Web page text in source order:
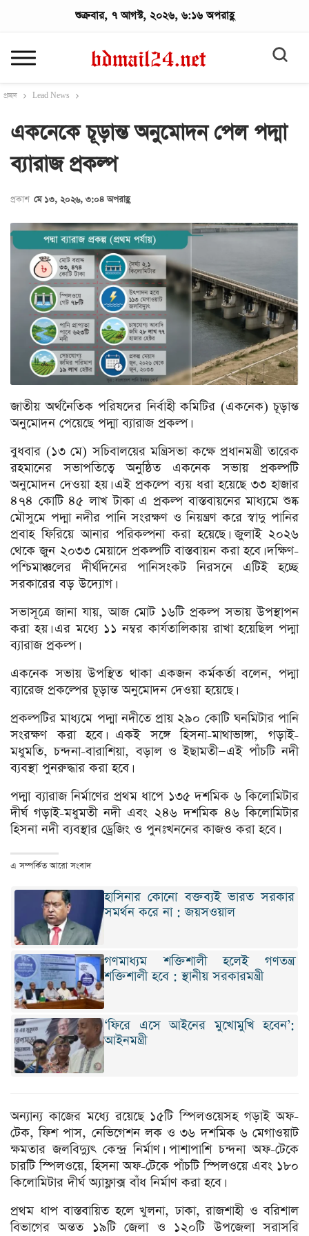
শুক্রবার, ৭ আগস্ট, ২০২৬, ৬:১৬ অপরাহ্ণ
প্রচ্ছদ Lead News
একনেকে চূড়ান্ত অনুমোদন পেল পদ্মা
ব্যারাজ প্রকল্প
প্রকাশ মে ১৩, ২০২৬, ৩:০৪ অপরাহ্ণ
জাতীয় অর্থনৈতিক পরিষদের নির্বাহী কমিটির (একনেক) চূড়ান্ত
অনুমোদন পেয়েছে পদ্মা ব্যারাজ প্রকল্প।
বুধবার (১৩ মে) সচিবালয়ের মন্ত্রিসভা কক্ষে প্রধানমন্ত্রী তারেক
রহমানের সভাপতিত্বে অনুষ্ঠিত একনেক সভায় প্রকল্পটি
অনুমোদন দেওয়া হয়। এই প্রকল্পে ব্যয় ধরা হয়েছে ৩৩ হাজার
৪৭৪ কোটি ৪৫ লাখ টাকা এ প্রকল্প বাস্তবায়নের মাধ্যমে শুষ্ক
মৌসুমে পদ্মা নদীর পানি সংরক্ষণ ও নিয়ন্ত্রণ করে স্বাদু পানির
প্রবাহ ফিরিয়ে আনার পরিকল্পনা করা হয়েছে। জুলাই ২০২৬
থেকে জুন ২০৩৩ মেয়াদে প্রকল্পটি বাস্তবায়ন করা হবে। দক্ষিণ-
পশ্চিমাঞ্চলের দীর্ঘদিনের পানিসংকট নিরসনে এটিই হচ্ছে
সরকারের বড় উদ্যোগ।
সভাসূত্রে জানা যায়, আজ মোট ১৬টি প্রকল্প সভায় উপস্থাপন
করা হয়। এর মধ্যে ১১ নম্বর কার্যতালিকায় রাখা হয়েছিল পদ্মা
ব্যারাজ প্রকল্প।
একনেক সভায় উপস্থিত থাকা একজন কর্মকর্তা বলেন, পদ্মা
ব্যারেজ প্রকল্পের চূড়ান্ত অনুমোদন দেওয়া হয়েছে।
প্রকল্পটির মাধ্যমে পদ্মা নদীতে প্রায় ২৯০ কোটি ঘনমিটার পানি
সংরক্ষণ করা হবে। একই সঙ্গে হিসনা-মাথাভাঙ্গা, গড়াই-
মধুমতি, চন্দনা-বারাশিয়া, বড়াল ও ইছামতী—এই পাঁচটি নদী
ব্যবস্থা পুনরুদ্ধার করা হবে।
পদ্মা ব্যারাজ নির্মাণের প্রথম ধাপে ১৩৫ দশমিক ৬ কিলোমিটার
দীর্ঘ গড়াই-মধুমতী নদী এবং ২৪৬ দশমিক ৪৬ কিলোমিটার
হিসনা নদী ব্যবস্থার ড্রেজিং ও পুনঃখননের কাজও করা হবে।
এ সম্পর্কিত আরো সংবাদ
হাসিনার কোনো বক্তব্যই ভারত সরকার
সমর্থন করে না : জয়সওয়াল
গণমাধ্যম শক্তিশালী হলেই গণতন্ত্র
শক্তিশালী হবে : স্থানীয় সরকারমন্ত্রী
‘ফিরে এসে আইনের মুখোমুখি হবেন’:
আইনমন্ত্রী
অন্যান্য কাজের মধ্যে রয়েছে ১৫টি স্পিলওয়েসহ গড়াই অফ-
টেক, ফিশ পাস, নেভিগেশন লক ও ৩৬ দশমিক ৬ মেগাওয়াট
ক্ষমতার জলবিদ্যুৎ কেন্দ্র নির্মাণ। পাশাপাশি চন্দনা অফ-টেকে
চারটি স্পিলওয়ে, হিসনা অফ-টেকে পাঁচটি স্পিলওয়ে এবং ১৮০
কিলোমিটার দীর্ঘ অ্যাফ্লাক্স বাঁধ নির্মাণ করা হবে।
প্রথম ধাপ বাস্তবায়িত হলে খুলনা, ঢাকা, রাজশাহী ও বরিশাল
বিভাগের অন্তত ১৯টি জেলা ও ১২০টি উপজেলা সরাসরি